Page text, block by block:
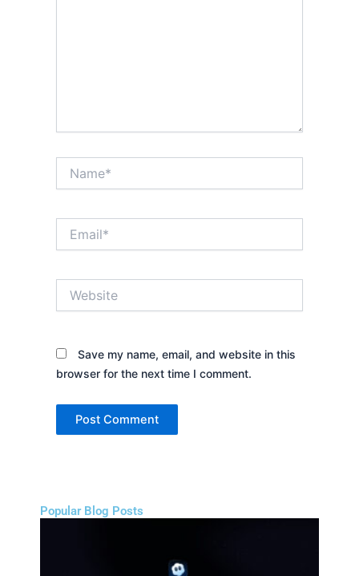
Save my name, email, and website in this
browser for the next time I comment.
Popular Blog Posts